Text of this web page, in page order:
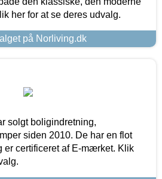
her for at se deres udvalg.
på Norliving.dk
solgt boligindretning,
siden 2010. De har en flot
er certificeret af E-mærket. Klik